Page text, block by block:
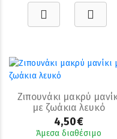
Ζιπουνάκι μακρύ
με ζωάκια λευκό
4,50€
Άμεσα διαθέσιμο